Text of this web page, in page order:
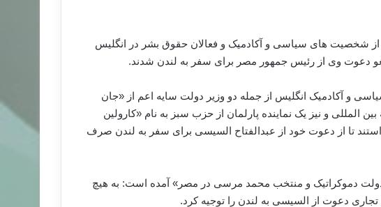
شخصیت های سیاسی و آکادمیک و فعالان حقوق بشر در انگلیس
دعوت وی از رئیس جمهور مصر برای سفر به لندن شدند.
و آکادمیک انگلیس از جمله دو وزیر دولت سایه اعم از «جان
المللی و نیز یک نماینده پارلمان از حزب سبز به نام «کارولین
تا از دعوت خود از عبدالفتاح السیسی برای سفر به لندن صرف
دولت دموکراتیک و منتخب محمد مرسی در مصر» آمده است: به هیچ
دعوت از السیسی به لندن را توجیه کرد.